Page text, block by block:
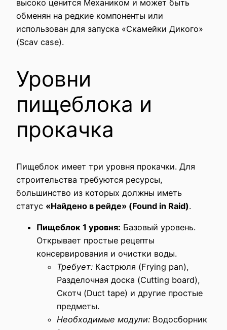
высоко ценится Механиком и может быть
обменян на редкие компоненты или
использован для запуска «Скамейки Дикого»
(Scav case).
Уровни
пищеблока и
прокачка
Пищеблок имеет три уровня прокачки. Для
строительства требуются ресурсы,
большинство из которых должны иметь
статус «Найдено в рейде» (Found in Raid).
Пищеблок 1 уровня: Базовый уровень.
Открывает простые рецепты
консервирования и очистки воды.
Требует: Кастрюля (Frying pan),
Разделочная доска (Cutting board),
Скотч (Duct tape) и другие простые
предметы.
Необходимые модули: Водосборник